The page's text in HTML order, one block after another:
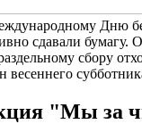
Дню
сдавали
сбору
весеннего
"Мы за